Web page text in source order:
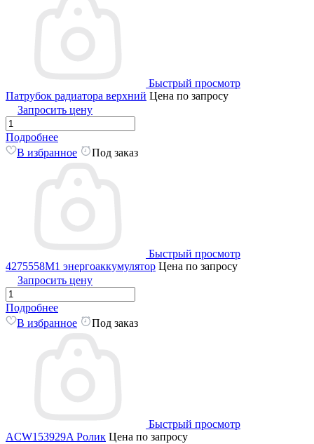
Быстрый просмотр
Патрубок радиатора верхний Цена по запросу
Запросить цену
Подробнее
В избранное
Под заказ
Быстрый просмотр
4275558М1 энергоаккумулятор Цена по запросу
Запросить цену
Подробнее
В избранное
Под заказ
Быстрый просмотр
ACW153929A Ролик Цена по запросу